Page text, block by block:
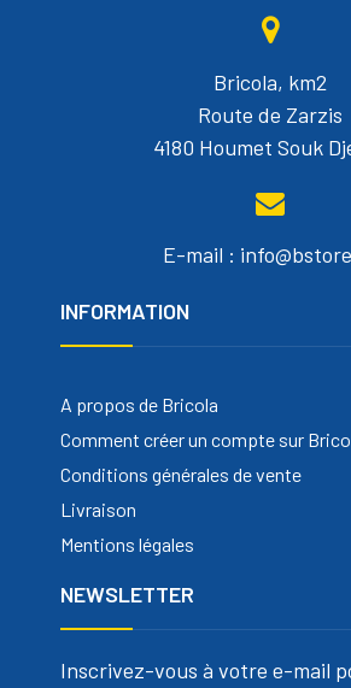
Bricola, km2
Route de Zarzis
4180 Houmet Souk
E-mail :
INFORMATION
A propos de Bricola
Comment créer un compte sur
Conditions générales de vente
Livraison
Mentions légales
NEWSLETTER
Inscrivez-vous à votre e-mail